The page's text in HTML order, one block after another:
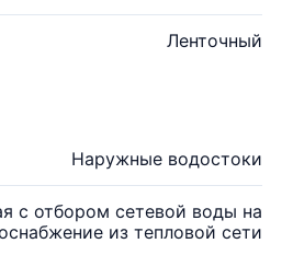
Ленточный
Наружные водостоки
с отбором сетевой воды на
из тепловой сети